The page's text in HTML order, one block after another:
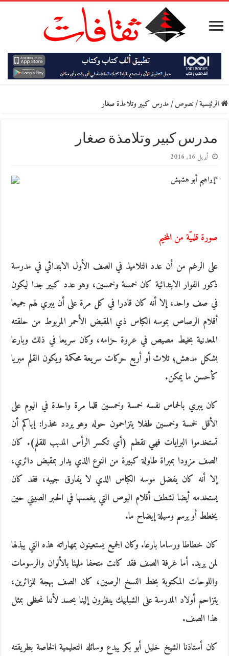
الرئيسية/نصوص/مدرس كبير وتلامذة صغار
مدرس كبير وتلامذة صغار
أبريل 16, 2016
*إبراهيم أبو هشهش
صورة قلميّة من المخيم
على الرغم من أن عدد التلاميذ في الصف الأول الابتدائي في مدرسة
ذكور الفوار الابتدائية كان خمسة وخمسين، وهو عدد كبير جدا ليكون
في صف واحد، إلا أنه كان قادرا في كل مرة على أن يبري لهم جميعا
أقلام الرصاص بموسه الكباس ذي المقبض الأحمر المربوط من حلقته
المعدنية بخيط مصيص في عروة حزامه، وكان سريعا في ذلك وبارعا
بشكل مدهش؛ ثلاث أو أربع حركات سريعة محكمة ويكون القلم مبريا
كأحسن ما يمكن.
كان يبري بالحماس نفسه خمسة وخمسين قلما مرة واحدة في اليوم على
الأقل لخمسة وخمسين طفلا يتزاحمون حوله وهو يردد محذرا: إياكم أن
تستخدموا البرايات فهي تقطم (أي تكسر الرأس المدبب للقلم). كان
الصف مزودا بمبراة طاولة كبيرة من النوع الذي يدار بمقبض دائري،
إلا أنه كان يفضل موسه الكباس الذي لا يفارق جيبه، فقد كان
يستخدمه أيضا لشطف أقلام البوص التي يغمسها في الحبر الصيني حين
يخطط أو يرسم وسيلة إيضاح ما.
كان خطاطا ورساما بارعا. وكان الجميع يستعينون بمهاراته هذه التي يبذلها
لمن يريد. أما غرفة الصف فقد كانت متحفا مليئا بالألوان والرسومات
واللوحات المكتوبة بخط النسخ الرصين، كان الصف بهجة للزائرين،
يتزاحم أولاد المدرسة على الشبابيك ينظرون إلينا بحسد لأننا نحظى بمثل
هذا الصف.
كان أستاذنا الشيخ خليل أبو بكر يبدع وسائله التعليمية الخاصة بطريقته